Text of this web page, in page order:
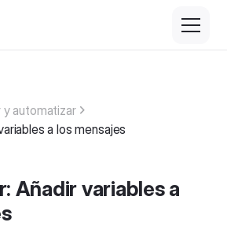
y automatizar
a los mensajes
Añadir variables a